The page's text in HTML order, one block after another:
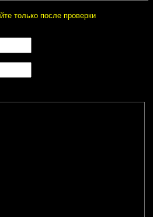
только после проверки